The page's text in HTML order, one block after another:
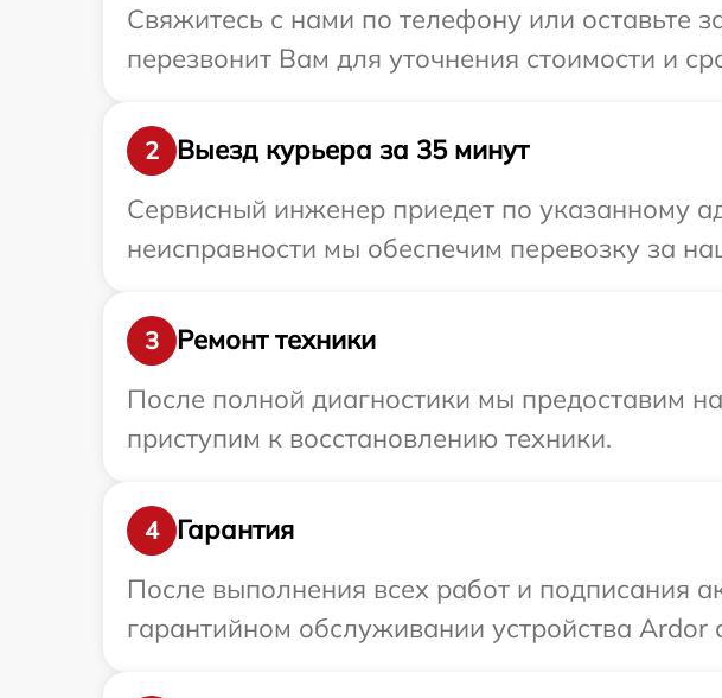
Свяжитесь с нами по телефону или оставьте
перезвонит Вам для уточнения стоимости и
2
Выезд курьера за 35 минут
Сервисный инженер приедет по указанному
неисправности мы обеспечим перевозку за
3
Ремонт техники
После полной диагностики мы предоставим
приступим к восстановлению техники.
4
Гарантия
После выполнения всех работ и подписания
гарантийном обслуживании устройства Ardor